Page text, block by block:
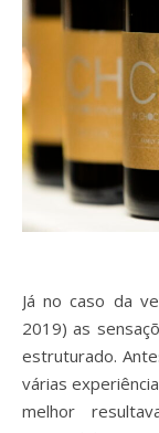
Já no caso da
2019) as
estruturado.
várias
melhor